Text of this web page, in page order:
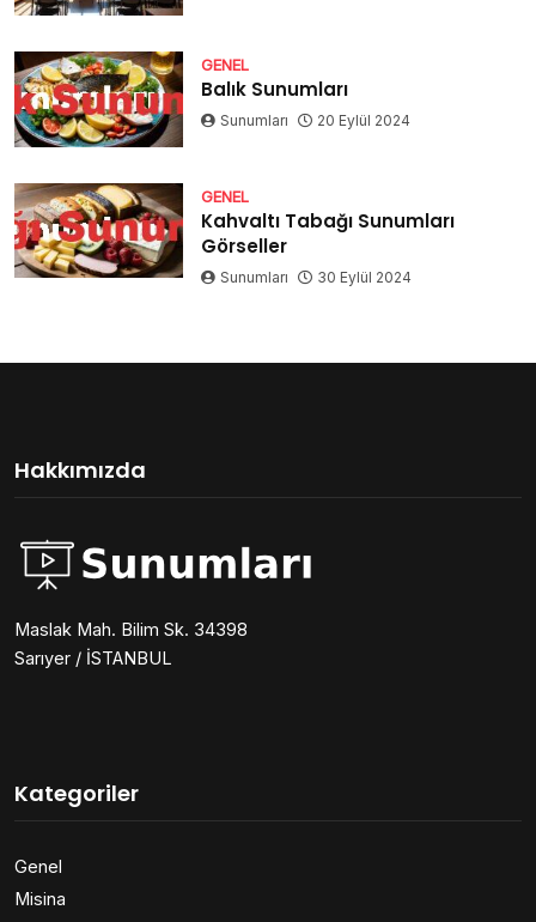
GENEL
Balık Sunumları
Sunumları 20 Eylül 2024
GENEL
Kahvaltı Tabağı Sunumları
Görseller
Sunumları 30 Eylül 2024
Hakkımızda
Maslak Mah. Bilim Sk. 34398
Sarıyer / İSTANBUL
Kategoriler
Genel
Misina